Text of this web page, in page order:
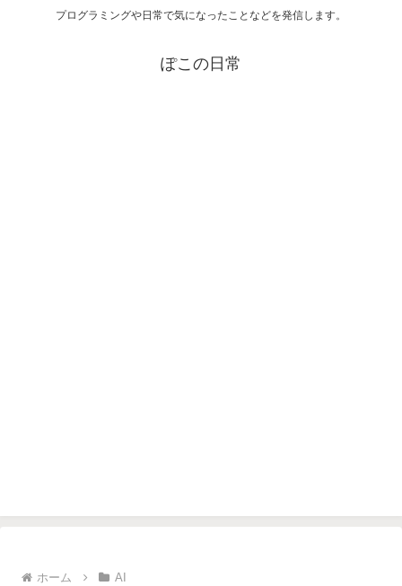
プログラミングや日常で気になったことなどを発信します。
ぽこの日常
ホーム AI